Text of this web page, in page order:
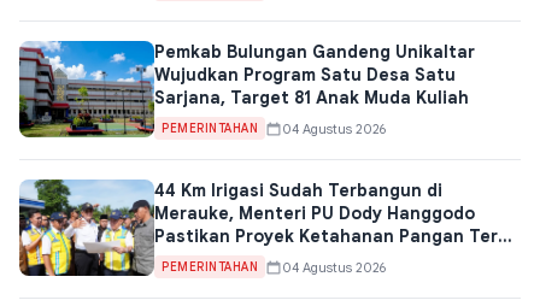
Pemkab Bulungan Gandeng Unikaltar
Wujudkan Program Satu Desa Satu
Sarjana, Target 81 Anak Muda Kuliah
PEMERINTAHAN 04 Agustus 2026
44 Km Irigasi Sudah Terbangun di
Merauke, Menteri PU Dody Hanggodo
Pastikan Proyek Ketahanan Pangan Terus
Jalan
PEMERINTAHAN 04 Agustus 2026